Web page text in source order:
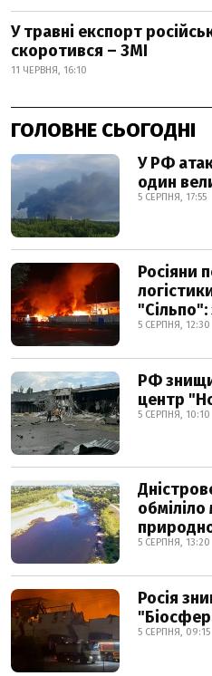
У травні експорт
скоротився – ЗМІ
11 ЧЕРВНЯ, 16:10
ГОЛОВНЕ СЬОГОДНІ
У РФ
один
5 СЕРПНЯ, 17:55
Росіяни
5 СЕРПНЯ, 12:30
РФ
центр
5 СЕРПНЯ, 10:10
5 СЕРПНЯ, 13:20
Росія
5 СЕРПНЯ, 09:15